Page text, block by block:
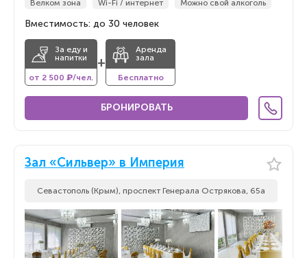
Велком зона Wi-Fi / интернет Можно свой алкоголь
Вместимость: до 30 человек
За еду и
напитки
от 2 500 ₽/чел.
+
Аренда
зала
Бесплатно
БРОНИРОВАТЬ
Зал «Сильвер» в Империя
Севастополь (Крым), проспект Генерала Острякова, 65а